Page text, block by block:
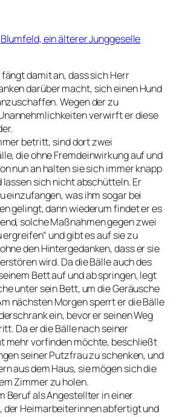
Blumfeld, ein älterer Junggeselle
damit an, dass sich Herr
darüber macht, sich einen Hund
Wegen der zu
verwirft er diese
betritt, sind dort zwei
die ohne Fremdeinwirkung auf und
nun an halten sie sich immer knapp
lassen sich nicht abschütteln. Er
einzufangen, was ihm sogar bei
gelingt, dann wiederum findet er es
solche Maßnahmen gegen zwei
ergreifen“ und gibt es auf sie zu
den Hintergedanken, dass er sie
wird. Da die Bälle auch des
Bett auf und ab springen, legt
unter sein Bett, um die Geräusche
nächsten Morgen sperrt er die Bälle
ein, bevor er seinen Weg
Da er die Bälle nach seiner
mehr vorfinden möchte, beschließt
seiner Putzfrau zu schenken, und
aus dem Haus, sie mögen sich die
Zimmer zu holen.
Beruf als Angestellter in einer
der Heimarbeiterinnen abfertigt und